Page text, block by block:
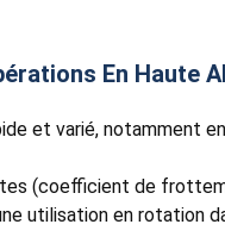
En Haute
et varié, notamment
(coefficient de
utilisation en